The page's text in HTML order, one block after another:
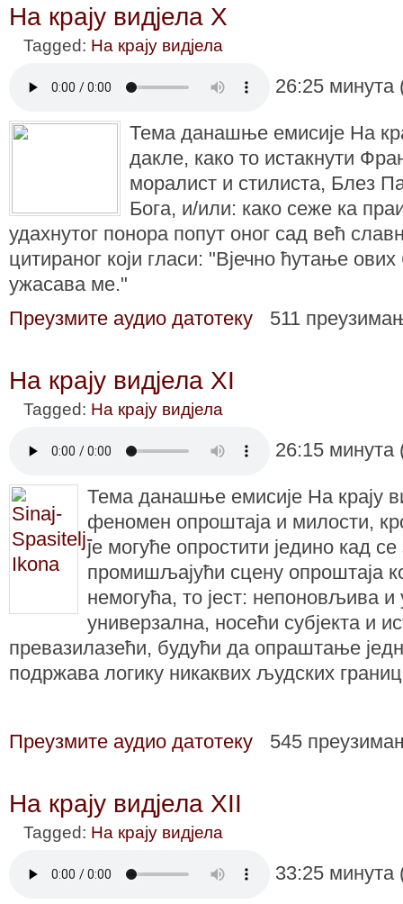
На крају видјела X
Tagged: На крају видјела
26:25
Тема данашње емисије На
дакле, како то истакнути
моралист и стилиста, Блез
Бога, и/или: како сеже ка
удахнутог понора попут оног сад већ
цитираног који гласи: "Вјечно ћутање
ужасава ме."
Преузмите аудио датотеку
511
На крају видјела XI
Tagged: На крају видјела
26:15
Тема данашње емисије На крају
феномен опроштаја и милости,
је могуће опростити једино кад
промишљајући сцену опроштаја
немогућа, то јест: непоновљива и
универзална, носећи субјекта и
превазилазећи, будући да опраштање
подржава логику никаквих људских
Преузмите аудио датотеку 545
На крају видјела XII
Tagged: На крају видјела
33:25